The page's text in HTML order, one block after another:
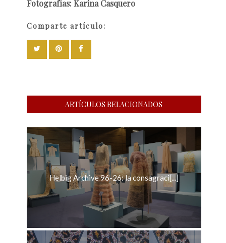
Fotografías: Karina Casquero
Comparte artículo:
ARTÍCULOS RELACIONADOS
Helbig Archive 96-26: la consagraci[...]